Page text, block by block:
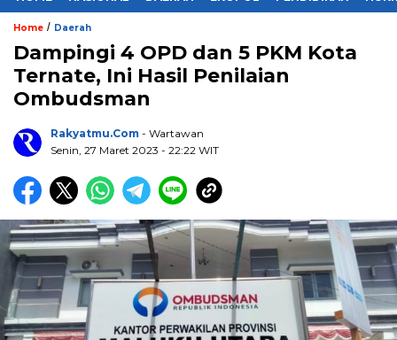
Home / Daerah
Dampingi 4 OPD dan 5 PKM Kota
Ternate, Ini Hasil Penilaian
Ombudsman
Rakyatmu.com - Wartawan
Senin, 27 Maret 2023 - 22:22 WIT